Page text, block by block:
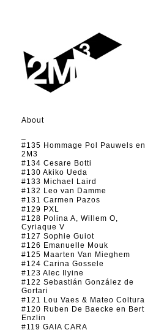
About
#135 Hommage Pol Pauwels en
2M3
#134 Cesare Botti
#130 Akiko Ueda
#133 Michael Laird
#132 Leo van Damme
#131 Carmen Pazos
#129 PXL
#128 Polina A, Willem O,
Cyriaque V
#127 Sophie Guiot
#126 Emanuelle Mouk
#125 Maarten Van Mieghem
#124 Carina Gossele
#123 Alec Ilyine
#122 Sebastián González de
Gortari
#121 Lou Vaes & Mateo Coltura
#120 Ruben De Baecke en Bert
Enzlin
#119 GAIA CARA